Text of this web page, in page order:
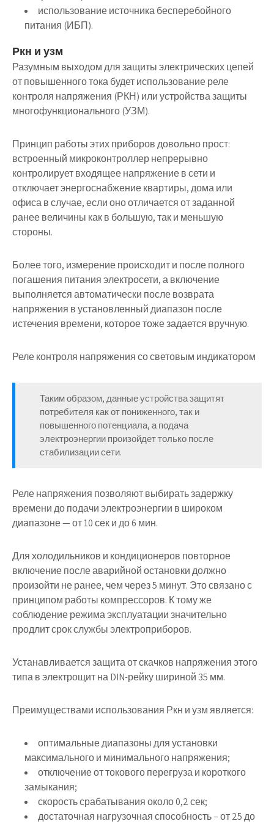
использование источника бесперебойного
питания (ИБП).
Ркн и узм
Разумным выходом для защиты электрических цепей
от повышенного тока будет использование реле
контроля напряжения (РКН) или устройства защиты
многофункционального (УЗМ).
Принцип работы этих приборов довольно прост:
встроенный микроконтроллер непрерывно
контролирует входящее напряжение в сети и
отключает энергоснабжение квартиры, дома или
офиса в случае, если оно отличается от заданной
ранее величины как в большую, так и меньшую
стороны.
Более того, измерение происходит и после полного
погашения питания электросети, а включение
выполняется автоматически после возврата
напряжения в установленный диапазон после
истечения времени, которое тоже задается вручную.
Реле контроля напряжения со световым индикатором
Таким образом, данные устройства защитят
потребителя как от пониженного, так и
повышенного потенциала, а подача
электроэнергии произойдет только после
стабилизации сети.
Реле напряжения позволяют выбирать задержку
времени до подачи электроэнергии в широком
диапазоне — от 10 сек и до 6 мин.
Для холодильников и кондиционеров повторное
включение после аварийной остановки должно
произойти не ранее, чем через 5 минут. Это связано с
принципом работы компрессоров. К тому же
соблюдение режима эксплуатации значительно
продлит срок службы электроприборов.
Устанавливается защита от скачков напряжения этого
типа в электрощит на DIN-рейку шириной 35 мм.
Преимуществами использования Ркн и узм является:
оптимальные диапазоны для установки
максимального и минимального напряжения;
отключение от токового перегруза и короткого
замыкания;
скорость срабатывания около 0,2 сек;
достаточная нагрузочная способность – от 25 до